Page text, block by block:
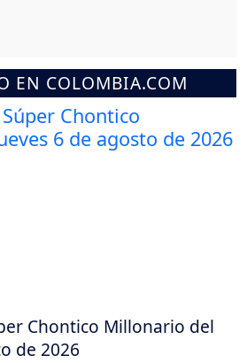
EN COLOMBIA.COM
Chontico Millonario del
de 2026